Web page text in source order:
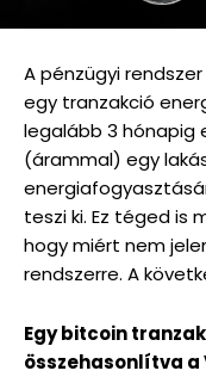
A pénzügyi
egy tranzakció
legalább 3 hónapig
(árammal) egy
teszi ki. Ez téged is
hogy miért nem
rendszerre. A
Egy bitcoin
összehasonlítva